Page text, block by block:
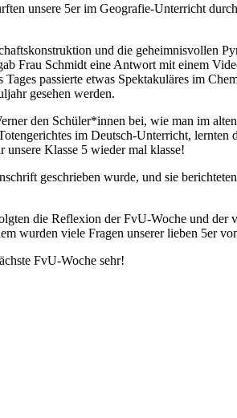
unsere 5er im Geografie-Unterricht
und die geheimnisvollen
Frau Schmidt eine Antwort mit einem
passierte etwas Spektakuläres im
gesehen werden.
den Schüler*innen bei, wie man im
im Deutsch-Unterricht, lernten
Klasse 5 wieder mal klasse!
geschrieben wurde, und sie
die Reflexion der FvU-Woche und der
wurden viele Fragen unserer lieben 5er
FvU-Woche sehr!